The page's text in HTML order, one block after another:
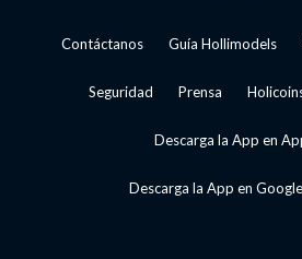
Contáctanos Guía Hollimodels
Seguridad Prensa
Descarga la App en
Descarga la App en